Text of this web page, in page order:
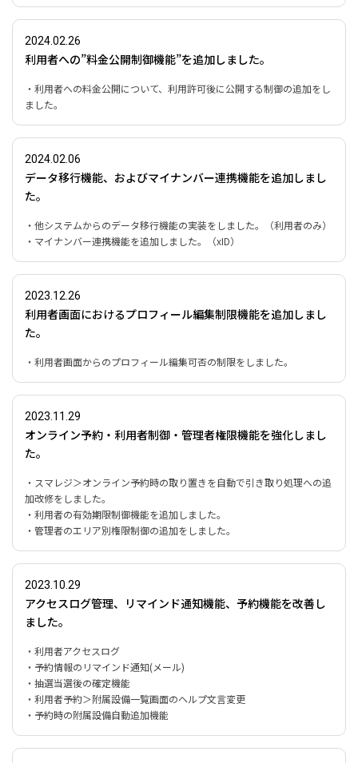
2024.02.26
利用者への”料金公開制御機能”を追加しました。
・利用者への料金公開について、利用許可後に公開する制御の追加をし
ました。
2024.02.06
データ移行機能、およびマイナンバー連携機能を追加しまし
た。
・他システムからのデータ移行機能の実装をしました。（利用者のみ）
・マイナンバー連携機能を追加しました。（xID）
2023.12.26
利用者画面におけるプロフィール編集制限機能を追加しまし
た。
・利用者画面からのプロフィール編集可否の制限をしました。
2023.11.29
オンライン予約・利用者制御・管理者権限機能を強化しまし
た。
・スマレジ＞オンライン予約時の取り置きを自動で引き取り処理への追
加改修をしました。
・利用者の有効期限制御機能を追加しました。
・管理者のエリア別権限制御の追加をしました。
2023.10.29
アクセスログ管理、リマインド通知機能、予約機能を改善し
ました。
・利用者アクセスログ
・予約情報のリマインド通知(メール)
・抽選当選後の確定機能
・利用者予約＞附属設備一覧画面のヘルプ文言変更
・予約時の附属設備自動追加機能